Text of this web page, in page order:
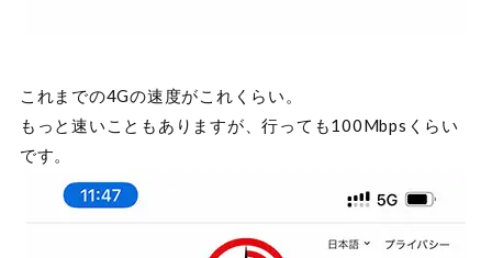
これまでの4Gの速度がこれくらい。
もっと速いこともありますが、行っても100Mbpsくらい
です。